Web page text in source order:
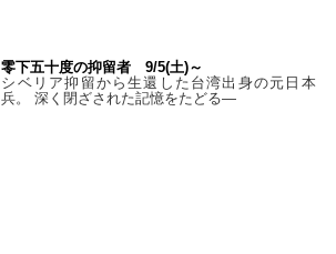
零下五十度の抑留者 9/5(土)～
シベリア抑留から生還した台湾出身の元日本
兵。 深く閉ざされた記憶をたどる—